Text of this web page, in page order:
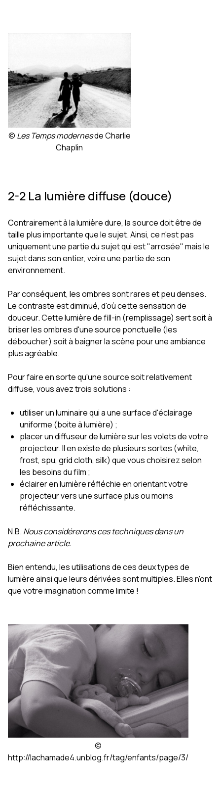
© Les Temps modernesde Charlie
Chaplin
2-2 La lumière diffuse (douce)
Contrairement à la lumière dure, la source doit être de
taille plus importante que le sujet. Ainsi, ce n'est pas
uniquement une partie du sujet qui est "arrosée" mais le
sujet dans son entier, voire une partie de son
environnement.
Par conséquent, les ombres sont rares et peu denses.
Le contraste est diminué, d'où cette sensation de
douceur. Cette lumière de fill-in (remplissage) sert soit à
briser les ombres d'une source ponctuelle (les
déboucher) soit à baigner la scène pour une ambiance
plus agréable.
Pour faire en sorte qu'une source soit relativement
diffuse, vous avez trois solutions :
utiliser un luminaire qui a une surface d'éclairage
uniforme (boite à lumière) ;
placer un diffuseur de lumière sur les volets de votre
projecteur. Il en existe de plusieurs sortes (white,
frost, spu, grid cloth, silk) que vous choisirez selon
les besoins du film ;
éclairer en lumière réfléchie en orientant votre
projecteur vers une surface plus ou moins
réfléchissante.
N.B. Nous considérerons ces techniques dans un
prochaine article.
Bien entendu, les utilisations de ces deux types de
lumière ainsi que leurs dérivées sont multiples. Elles n'ont
que votre imagination comme limite !
©
http://lachamade4.unblog.fr/tag/enfants/page/3/